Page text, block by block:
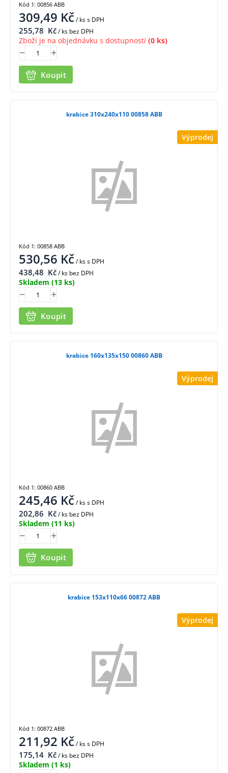
309,49 Kč/ kss DPH
255,78 Kč/ ks bez DPH
Zboží je na objednávku s dostupností (0 ks)
Koupit
Kód 1: 00856 ABB
Výprodej
krabice 310x240x110 00858 ABB
530,56 Kč/ kss DPH
438,48 Kč/ ks bez DPH
Skladem (13 ks)
Koupit
Kód 1: 00858 ABB
Výprodej
krabice 160x135x150 00860 ABB
245,46 Kč/ kss DPH
202,86 Kč/ ks bez DPH
Skladem (11 ks)
Koupit
Kód 1: 00860 ABB
Výprodej
krabice 153x110x66 00872 ABB
211,92 Kč/ kss DPH
175,14 Kč/ ks bez DPH
Skladem (1 ks)
Kód 1: 00872 ABB